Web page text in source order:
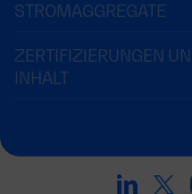
STROMAGGREGATE
ZERTIFIZIERUNGEN
INHALT